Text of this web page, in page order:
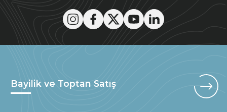
Bayilik ve Toptan Satış